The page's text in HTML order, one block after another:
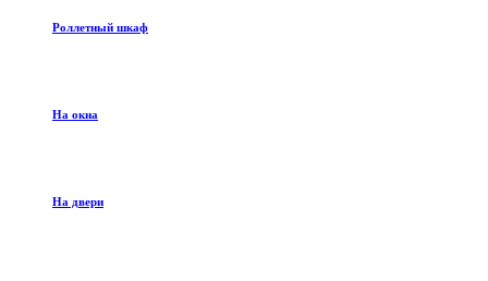
Роллетный шкаф
На окна
На двери